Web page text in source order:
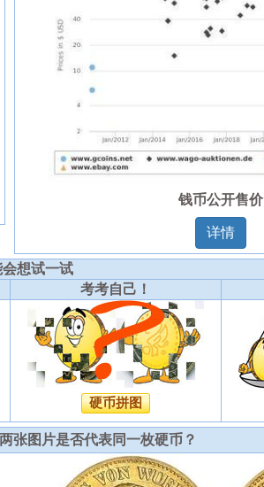
钱币公开售价
详情
想试一试
考考自己！
硬币拼图
两张图片是否代表同一枚硬币？